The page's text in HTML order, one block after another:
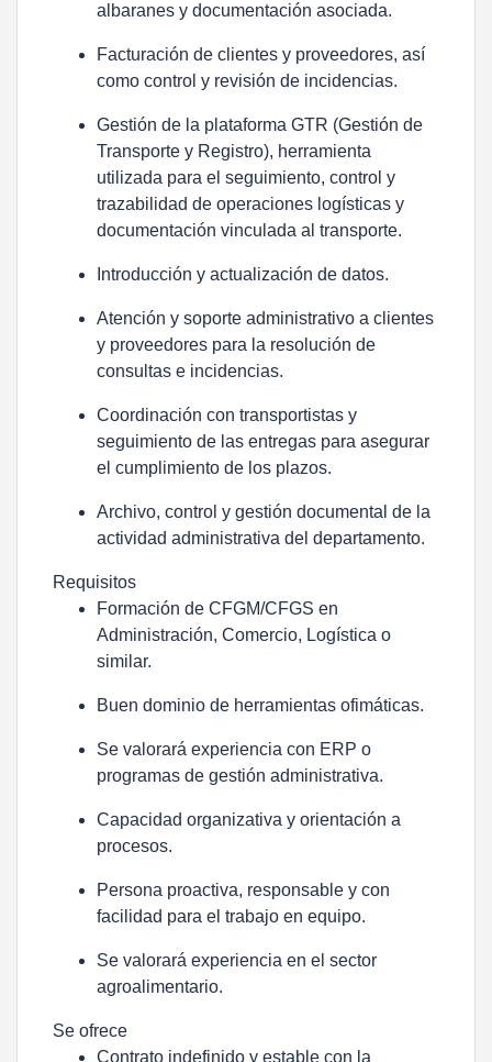
albaranes y documentación asociada.
Facturación de clientes y proveedores, así
como control y revisión de incidencias.
Gestión de la plataforma GTR (Gestión de
Transporte y Registro), herramienta
utilizada para el seguimiento, control y
trazabilidad de operaciones logísticas y
documentación vinculada al transporte.
Introducción y actualización de datos.
Atención y soporte administrativo a clientes
y proveedores para la resolución de
consultas e incidencias.
Coordinación con transportistas y
seguimiento de las entregas para asegurar
el cumplimiento de los plazos.
Archivo, control y gestión documental de la
actividad administrativa del departamento.
Requisitos
Formación de CFGM/CFGS en
Administración, Comercio, Logística o
similar.
Buen dominio de herramientas ofimáticas.
Se valorará experiencia con ERP o
programas de gestión administrativa.
Capacidad organizativa y orientación a
procesos.
Persona proactiva, responsable y con
facilidad para el trabajo en equipo.
Se valorará experiencia en el sector
agroalimentario.
Se ofrece
Contrato indefinido y estable con la